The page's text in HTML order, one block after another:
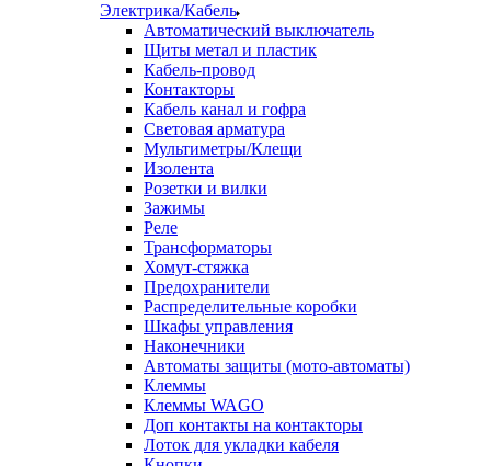
Электрика/Кабель
Автоматический выключатель
Щиты метал и пластик
Кабель-провод
Контакторы
Кабель канал и гофра
Световая арматура
Мультиметры/Клещи
Изолента
Розетки и вилки
Зажимы
Реле
Трансформаторы
Хомут-стяжка
Предохранители
Распределительные коробки
Шкафы управления
Наконечники
Автоматы защиты (мото-автоматы)
Клеммы
Клеммы WAGO
Доп контакты на контакторы
Лоток для укладки кабеля